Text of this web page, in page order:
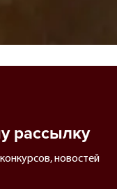
рассылку
новостей